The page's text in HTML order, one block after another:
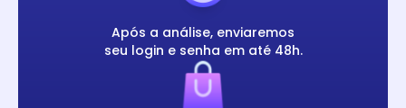
Após a análise, enviaremos
seu login e senha em até 48h.